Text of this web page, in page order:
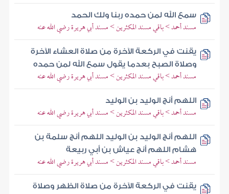
سمع الله لمن حمده ربنا ولك الحمد
مسند أحمد > باقي مسند المكثرين > مسند أبي هريرة رضي الله عنه
يقنت في الركعة الآخرة من صلاة العشاء الآخرة
وصلاة الصبح بعدما يقول سمع الله لمن حمده
مسند أحمد > باقي مسند المكثرين > مسند أبي هريرة رضي الله عنه
اللهم أنج الوليد بن الوليد
مسند أحمد > باقي مسند المكثرين > مسند أبي هريرة رضي الله عنه
اللهم أنج الوليد بن الوليد اللهم أنج سلمة بن
هشام اللهم أنج عياش بن أبي ربيعة
مسند أحمد > باقي مسند المكثرين > مسند أبي هريرة رضي الله عنه
يقنت في الركعة الآخرة من صلاة الظهر وصلاة